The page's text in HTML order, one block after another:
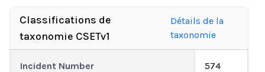
Classifications de
taxonomie CSETv1
Détails de la
taxonomie
Incident Number 574